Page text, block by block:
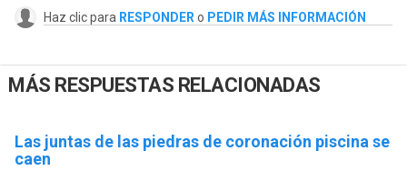
Haz clic para RESPONDER o PEDIR MÁS INFORMACIÓN
MÁS RESPUESTAS RELACIONADAS
Las juntas de las piedras de coronación piscina se
caen